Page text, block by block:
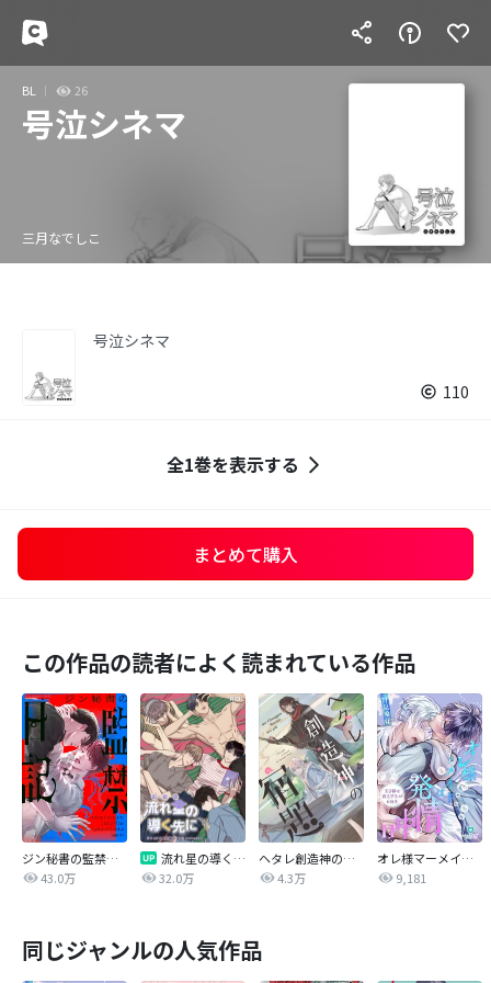
BL 26
号泣シネマ
三月なでしこ
号泣シネマ
110
全1巻を表示する
まとめて購入
この作品の読者によく読まれている作品
ジン秘書の監禁日記【タテヨミ】
43.0万
流れ星の導く先に
32.0万
ヘタレ創造神の宿題【タテヨミ】
4.3万
オレ様マーメイドは発情中～王子様は貧乏学生がお好き～
9,181
同じジャンルの人気作品